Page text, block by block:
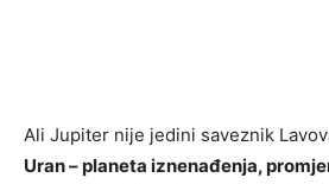
Ali Jupiter nije jedini saveznik
Uran – planeta iznenađenja,